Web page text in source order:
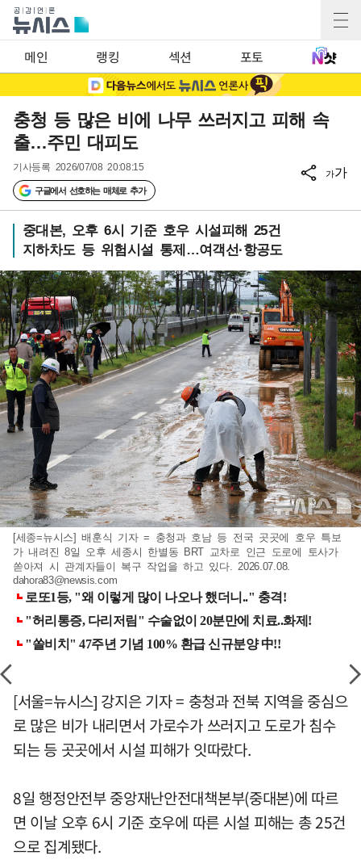
메인 랭킹 섹션 포토
충청 등 많은 비에 나무 쓰러지고 피해 속
출…주민 대피도
기사등록 2026/07/08 20:08:15
구글에서 선호하는 매체로 추가
가가
중대본, 오후 6시 기준 호우 시설피해 25건
지하차도 등 위험시설 통제…여객선·항공도
[세종=뉴시스] 배훈식 기자 = 충청과 호남 등 전국 곳곳에 호우 특보
가 내려진 8일 오후 세종시 한별동 BRT 교차로 인근 도로에 토사가
쏟아져 시 관계자들이 복구 작업을 하고 있다. 2026.07.08.
dahora83@newsis.com
[서울=뉴시스] 강지은 기자 = 충청과 전북 지역을 중심으
로 많은 비가 내리면서 가로수가 쓰러지고 도로가 침수
되는 등 곳곳에서 시설 피해가 잇따랐다.
8일 행정안전부 중앙재난안전대책본부(중대본)에 따르
면 이날 오후 6시 기준 호우에 따른 시설 피해는 총 25건
으로 집계됐다.